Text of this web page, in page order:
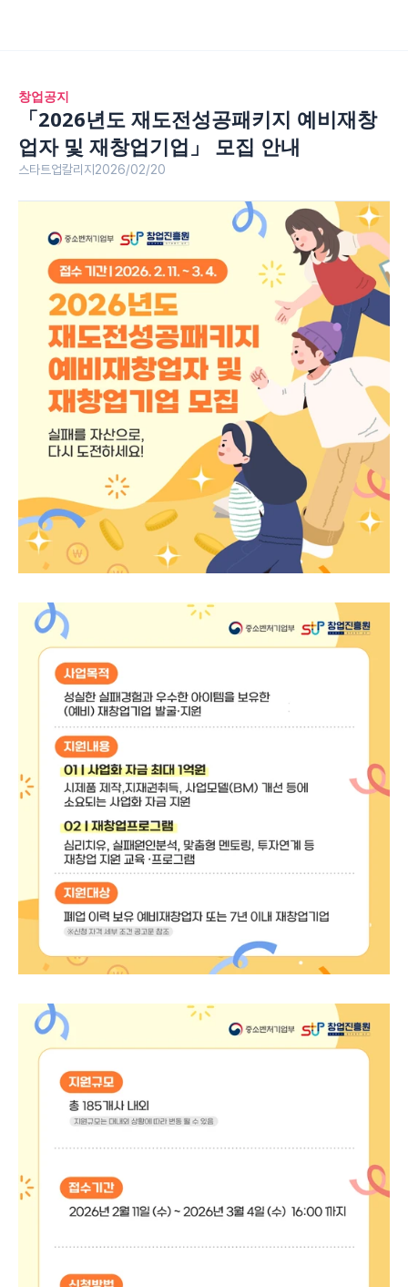
창업공지
「2026년도 재도전성공패키지 예비재창
업자 및 재창업기업」 모집 안내
스타트업칼리지 2026/02/20